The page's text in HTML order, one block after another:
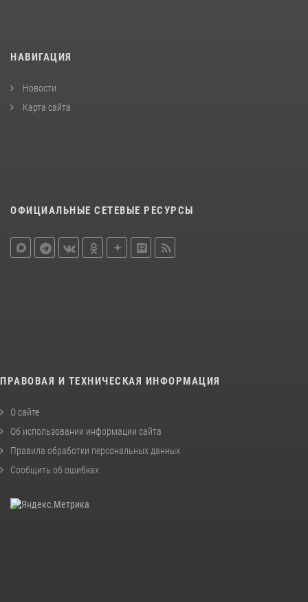
НАВИГАЦИЯ
Новости
Карта сайта
ОФИЦИАЛЬНЫЕ СЕТЕВЫЕ РЕСУРСЫ
ПРАВОВАЯ И ТЕХНИЧЕСКАЯ ИНФОРМАЦИЯ
О сайте
Об использовании информации сайта
Правила обработки персональных данных
Сообщить об ошибках